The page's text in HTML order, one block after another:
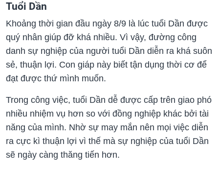
Tuổi Dần
Khoảng thời gian đầu ngày 8/9 là lúc tuổi Dần được
quý nhân giúp đỡ khá nhiều. Vì vậy, đường công
danh sự nghiệp của người tuổi Dần diễn ra khá suôn
sẻ, thuận lợi. Con giáp này biết tận dụng thời cơ để
đạt được thứ mình muốn.
Trong công việc, tuổi Dần dễ được cấp trên giao phó
nhiều nhiệm vụ hơn so với đồng nghiệp khác bởi tài
năng của mình. Nhờ sự may mắn nên mọi việc diễn
ra cực kì thuận lợi vì thế mà sự nghiệp của tuổi Dần
sẽ ngày càng thăng tiến hơn.